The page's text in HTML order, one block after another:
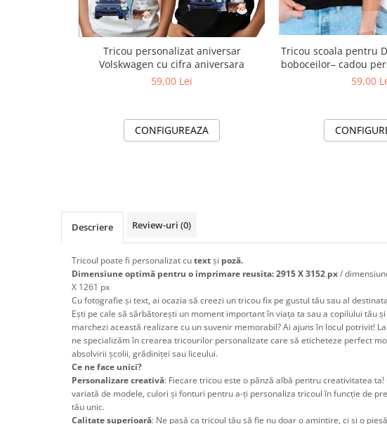
Tricou personalizat aniversar
Volskwagen cu cifra aniversara
59,00 Lei
CONFIGUREAZA
Tricou scoala pentru
boboceilor– cadou
59,00
Descriere Review-uri (0)
Tricoul poate fi personalizat cutextși poză.
Dimensiune optimă pentru o imprimare reusita: 2915 X 3152 px/
X 1261 px
Cu fotografie și text, ai ocazia să creezi un tricou fix pe gustul tău sau al
Ești pe cale să sărbătorești un moment important în viața ta sau a copilului tău
marchezi această realizare cu un suvenir memorabil? Ai ajuns în locul potrivit!
ne specializăm în crearea tricourilor personalizate care să eticheteze perfect
absolvirii școlii, grădiniței sau liceului.
Ce ne face unici?
Personalizare creativă: Fiecare tricou este o pânză albă pentru creativitatea
variată de modele, culori și fonturi pentru a-ți personaliza tricoul în funcție de
tău unic.
Calitate superioară: Ne pasă ca tricoul tău să fie nu doar o amintire, ci și o